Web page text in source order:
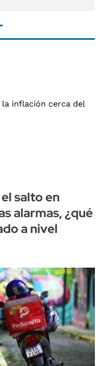
salto en
alarmas, ¿qué
a nivel